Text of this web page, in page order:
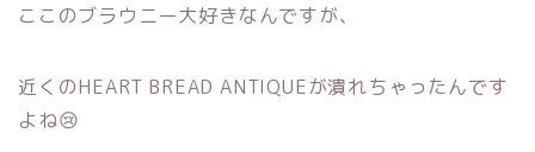
ここのブラウニー大好きなんですが、
近くのHEART BREAD ANTIQUEが潰れちゃったんです
よね😢